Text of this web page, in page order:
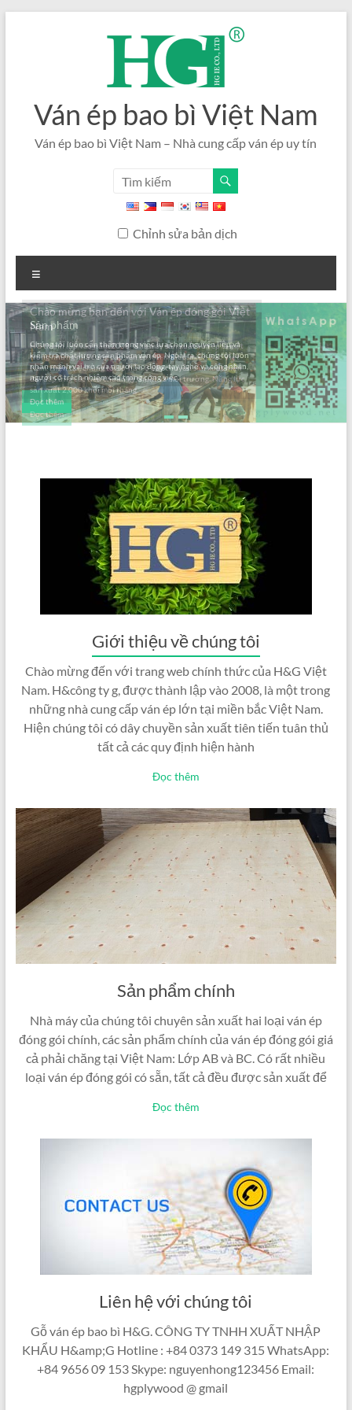
Ván ép bao bì Việt Nam
Ván ép bao bì Việt Nam – Nhà cung cấp ván ép uy tín
Chỉnh sửa bản dịch
đơn
Sản phẩm
Chúng tôi luôn cẩn thận trong việc lựa chọn nguyên liệu và
kiểm tra chất lượng sản phẩm ván ép. Ngoài ra, chúng tôi luôn
nhấn mạnh vai trò của người lao động, tay nghề và công nhân,
người có trách nhiệm cao trong công việc.
Đọc thêm
Giới thiệu về chúng tôi
Chào mừng đến với trang web chính thức của H&G Việt
Nam. H&công ty g, được thành lập vào 2008, là một trong
những nhà cung cấp ván ép lớn tại miền bắc Việt Nam.
Hiện chúng tôi có dây chuyền sản xuất tiên tiến tuân thủ
tất cả các quy định hiện hành
Đọc thêm
Sản phẩm chính
Nhà máy của chúng tôi chuyên sản xuất hai loại ván ép
đóng gói chính, các sản phẩm chính của ván ép đóng gói giá
cả phải chăng tại Việt Nam: Lớp AB và BC. Có rất nhiều
loại ván ép đóng gói có sẵn, tất cả đều được sản xuất để
Đọc thêm
Liên hệ với chúng tôi
Gỗ ván ép bao bì H&G. CÔNG TY TNHH XUẤT NHẬP
KHẨU H&amp;G Hotline : +84 0373 149 315 WhatsApp:
+84 9656 09 153 Skype: nguyenhong123456 Email:
hgplywood @ gmail